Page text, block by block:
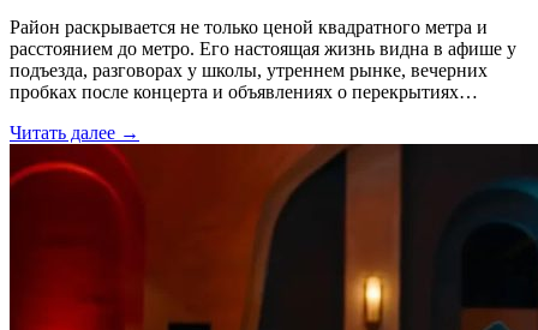
Район раскрывается не только ценой квадратного метра и
расстоянием до метро. Его настоящая жизнь видна в афише у
подъезда, разговорах у школы, утреннем рынке, вечерних
пробках после концерта и объявлениях о перекрытиях…
Читать далее →